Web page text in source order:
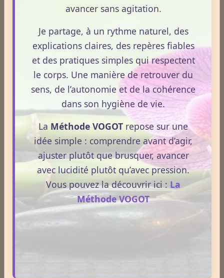
Newsletter #311 - mai 2026
Newsletter #310 - avril 2026
Newsletter #309 - mars 2026
ESPACE PUBLICITAIRE
Format : 300 × 600 px
Emplacement disponible
Cliquez ici pour consulter les
tarifs.
avancer sans agitation.
Je partage, à un rythme naturel, des
explications claires, des repères fiables
et des pratiques simples qui respectent
le corps. Une manière de retrouver du
sens, de l’autonomie et de la cohérence
dans son hygiène de vie.
La Méthode VOGOT repose sur une
idée simple : comprendre avant d’agir,
ajuster plutôt que brusquer, avancer
avec lucidité plutôt qu’avec pression.
Vous pouvez la découvrir ici : La
Méthode VOGOT